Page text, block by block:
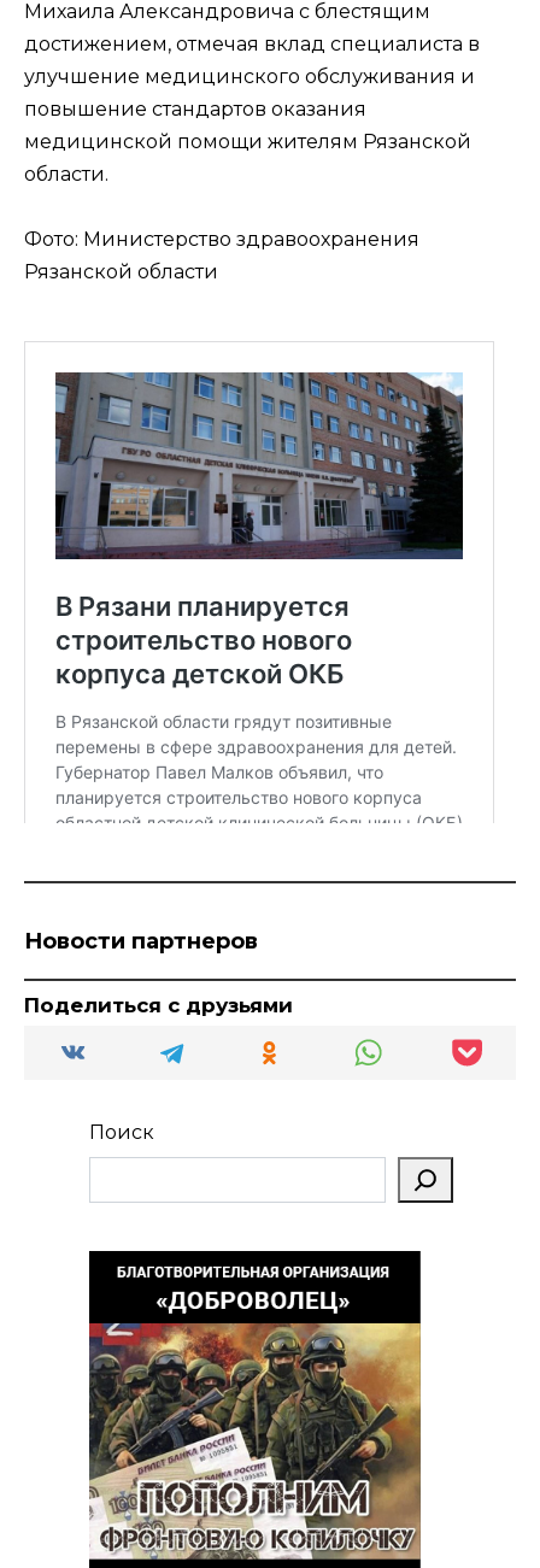
Михаила Александровича с блестящим
достижением, отмечая вклад специалиста в
улучшение медицинского обслуживания и
повышение стандартов оказания
медицинской помощи жителям Рязанской
области.
Фото: Министерство здравоохранения
Рязанской области
Новости партнеров
Поделиться с друзьями
Поиск